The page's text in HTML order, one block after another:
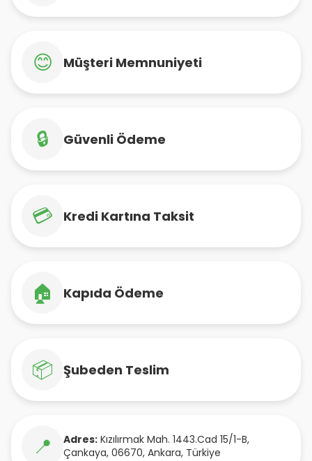
😊 Müşteri Memnuniyeti
🔒 Güvenli Ödeme
💳 Kredi Kartına Taksit
🏠 Kapıda Ödeme
📦 Şubeden Teslim
📍 Adres: Kızılırmak Mah. 1443.Cad 15/1-B,
Çankaya, 06670, Ankara, Türkiye